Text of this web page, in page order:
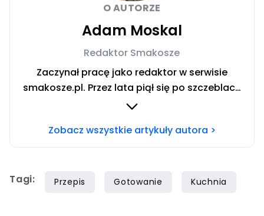
O AUTORZE
Adam Moskal
Redaktor Smakosze
Zaczynał pracę jako redaktor w serwisie
smakosze.pl. Przez lata piął się po szczeblach
przez stanowiska wydawnicze, w serwisach
oraz papilot.pl. Przez ponad rok dbał o serwis
siedem lat, lecz gotowaniem i pisaniem o
Zobacz wszystkie artykuły autora >
Tagi: Przepis Gotowanie Kuchnia